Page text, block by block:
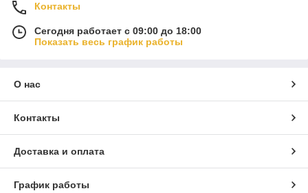
Контакты
Сегодня работает с 09:00 до 18:00
Показать весь график работы
О нас
Контакты
Доставка и оплата
График работы